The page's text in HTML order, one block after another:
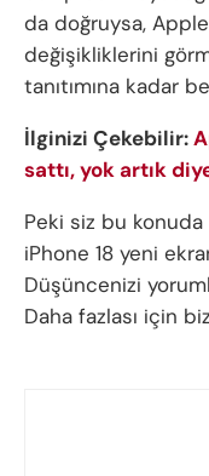
da doğruysa, Apple
değişikliklerini
tanıtımına kadar
İlginizi Çekebilir:
sattı, yok artık
Peki siz bu
iPhone 18 yeni
Düşüncenizi
Daha fazlası için